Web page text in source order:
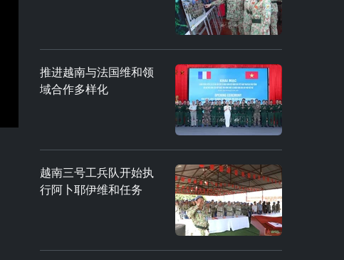
推进越南与法国维和领
域合作多样化
越南三号工兵队开始执
行阿卜耶伊维和任务